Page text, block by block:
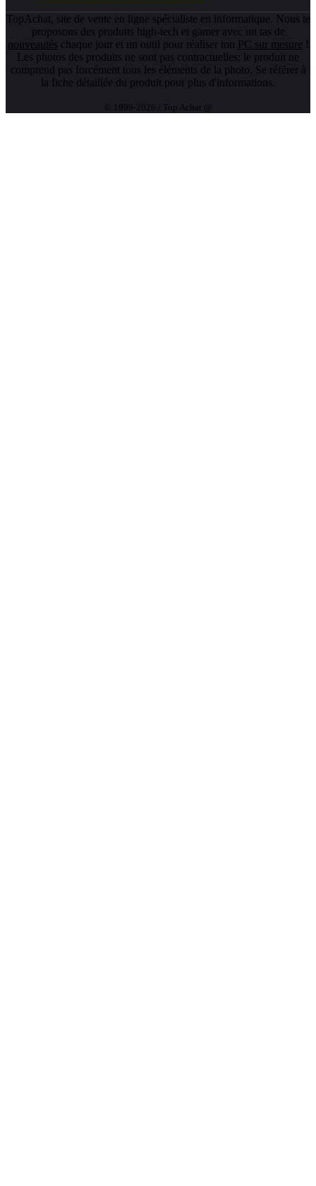
TopAchat, site de vente en ligne spécialiste en informatique. Nous te
proposons des produits high-tech et gamer avec un tas de
nouveautés chaque jour et un outil pour réaliser ton PC sur mesure !
Les photos des produits ne sont pas contractuelles; le produit ne
comprend pas forcément tous les éléments de la photo. Se référer à
la fiche détaillée du produit pour plus d'informations.
© 1999-2026 / Top Achat @